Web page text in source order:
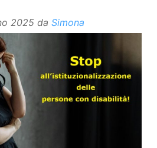
2025 da Simona